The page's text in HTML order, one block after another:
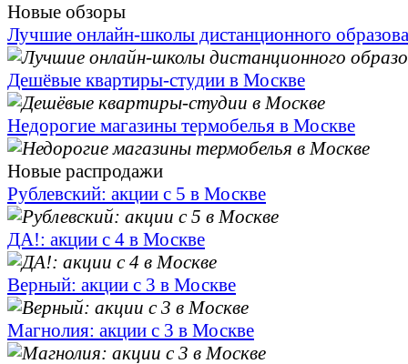
Новые обзоры
Лучшие онлайн-школы дистанционного
Дешёвые квартиры-студии в Москве
Недорогие магазины термобелья в Москве
Новые распродажи
Рублевский: акции с 5 в Москве
ДА!: акции с 4 в Москве
Верный: акции с 3 в Москве
Магнолия: акции с 3 в Москве